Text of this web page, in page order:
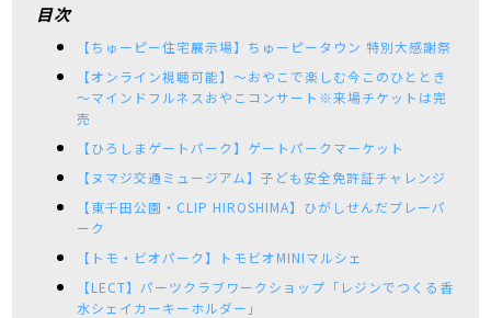
目次
【ちゅーピー住宅展示場】ちゅーピータウン 特別大感謝祭
【オンライン視聴可能】～おやこで楽しむ今このひととき
～マインドフルネスおやこコンサート※来場チケットは完
売
【ひろしまゲートパーク】ゲートパークマーケット
【ヌマジ交通ミュージアム】子ども安全免許証チャレンジ
【東千田公園・CLIP HIROSHIMA】ひがしせんだプレーパ
ーク
【トモ・ビオパーク】トモビオMINIマルシェ
【LECT】パーツクラブワークショップ「レジンでつくる香
水シェイカーキーホルダー」